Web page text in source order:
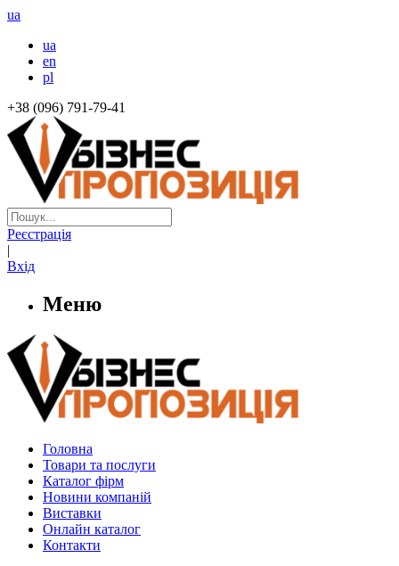
ua
ua
en
pl
+38 (096) 791-79-41
Реєстрація
|
Вхід
Меню
Головна
Товари та послуги
Каталог фірм
Новини компаній
Виставки
Онлайн каталог
Контакти